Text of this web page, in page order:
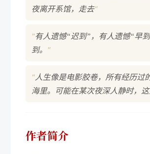
夜离开系馆，走去"
"有人遗憾“迟到”，有人遗憾“早
到。
"
"人生像是电影胶卷，所有经历过
海里。可能在某次夜深人静时，
作者简介